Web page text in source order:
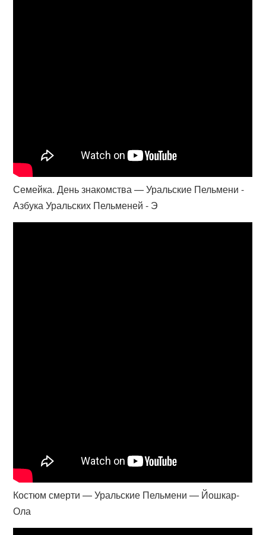
Семейка. День знакомства — Уральские Пельмени -
Азбука Уральских Пельменей - Э
Костюм смерти — Уральские Пельмени — Йошкар-
Ола